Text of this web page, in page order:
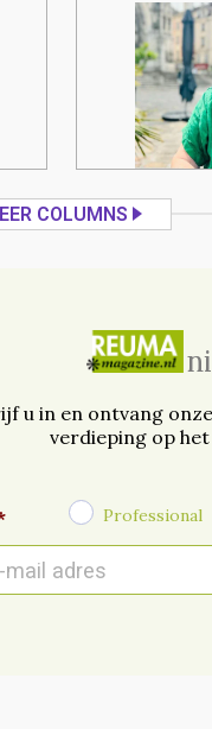
COLUMNS
u in en ontvang
verdieping op
Professional